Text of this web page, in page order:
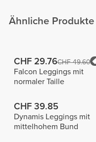
Ähnliche Produkte
CHF 29.76CHF 49.60
Falcon Leggings mit
normaler Taille
CHF 39.85
Dynamis Leggings mit
mittelhohem Bund